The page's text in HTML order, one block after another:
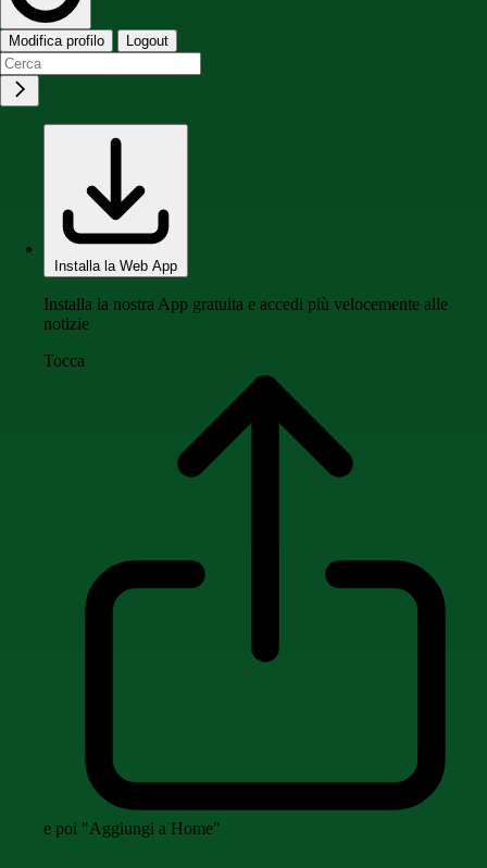
Modifica profilo Logout
Installa la Web App
Installa la nostra App gratuita e accedi più velocemente alle
notizie
Tocca
e poi "Aggiungi a Home"